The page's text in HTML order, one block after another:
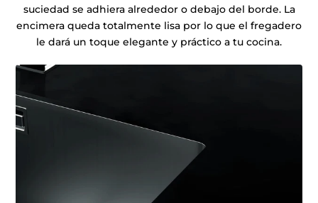
suciedad se adhiera alrededor o debajo del borde. La
encimera queda totalmente lisa por lo que el fregadero
le dará un toque elegante y práctico a tu cocina.